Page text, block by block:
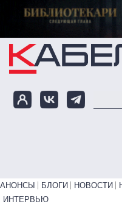
Перейти к основному
Primary links bottom
АНОНСЫ БЛОГИ НОВОСТИ
ИНТЕРВЬЮ